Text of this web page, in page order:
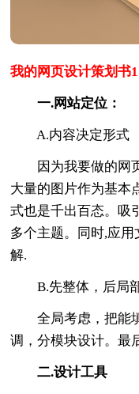
我的网页设计策划书1
一.网站定位：
A.内容决定形式
因为我要做的网页
大量的图片作为基本
式也是千出百态。吸
多个主题。同时,应
解.
B.先整体，后局部
全局考虑，把能填
调，分模块设计。最
二.设计工具